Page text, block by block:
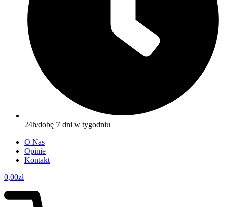
24h/dobę 7 dni w tygodniu
O Nas
Opinie
Kontakt
0,00zł